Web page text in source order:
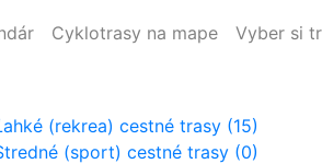
Cyklotrasy na mape Vyber si
(rekrea) cestné trasy (15)
(sport) cestné trasy (0)